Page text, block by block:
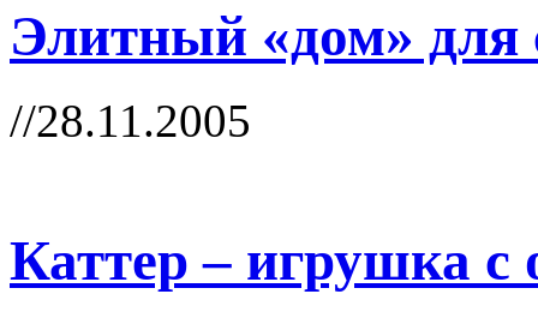
Элитный «дом» для
//28.11.2005
Каттер – игрушка